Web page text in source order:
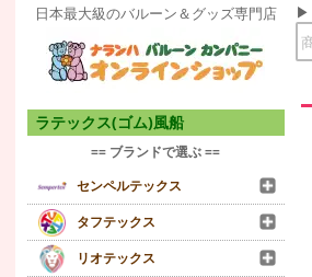
日本最大級のバルーン＆グッズ専門店
ラテックス(ゴム)風船
== ブランドで選ぶ ==
センペルテックス
タフテックス
リオテックス